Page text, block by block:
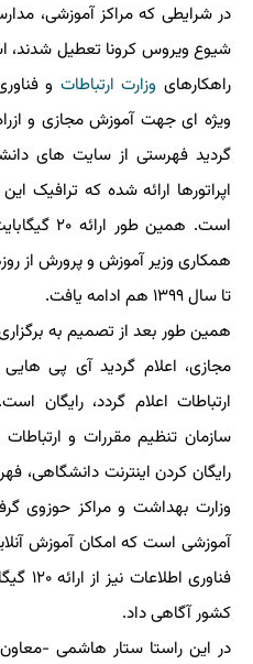
در شرایطی که مراکز آموزشی،
شیوع ویروس کرونا تعطیل شدند،
راهکارهای وزارت ارتباطات و
ویژه ای جهت آموزش مجازی و
گردید فهرستی از سایت های
اپراتورها ارائه شده که ترافیک
است. همین
تا سال ۱۳۹۹ هم ادامه یافت.
همین طور بعد از تصمیم به
مجازی، اعلام گردید آی پی
ارتباطات اعلام گردد،
سازمان تنظیم مقررات و
رایگان کردن اینترنت دانشگاهی،
وزارت بهداشت و مراکز حوزوی
آموزشی است که امکان آموزش
کشور آگاهی داد.
در این راستا ستار هاشمی -معاون